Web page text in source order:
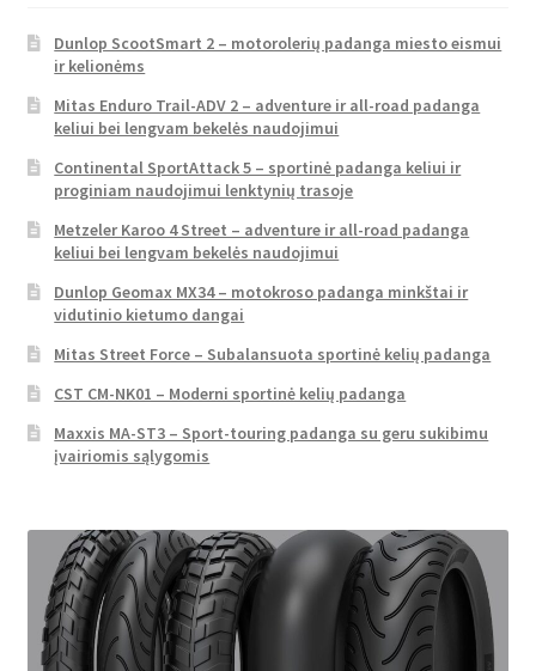
Dunlop ScootSmart 2 – motorolerių padanga miesto eismui
ir kelionėms
Mitas Enduro Trail-ADV 2 – adventure ir all-road padanga
keliui bei lengvam bekelės naudojimui
Continental SportAttack 5 – sportinė padanga keliui ir
proginiam naudojimui lenktynių trasoje
Metzeler Karoo 4 Street – adventure ir all-road padanga
keliui bei lengvam bekelės naudojimui
Dunlop Geomax MX34 – motokroso padanga minkštai ir
vidutinio kietumo dangai
Mitas Street Force – Subalansuota sportinė kelių padanga
CST CM-NK01 – Moderni sportinė kelių padanga
Maxxis MA-ST3 – Sport-touring padanga su geru sukibimu
įvairiomis sąlygomis